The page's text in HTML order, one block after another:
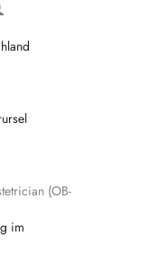
(OB-
im